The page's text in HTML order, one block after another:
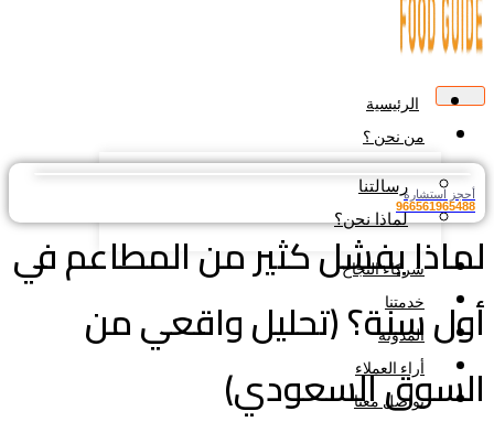
الرئيسية
من نحن ؟
رسالتنا
لماذا نحن؟
شركاء النجاح
خدمتنا
المدونة
أراء العملاء
تواصل معنا
استشارة
يفشل كثير من المطاعم في
سنة؟ (تحليل واقعي من
السعودي)